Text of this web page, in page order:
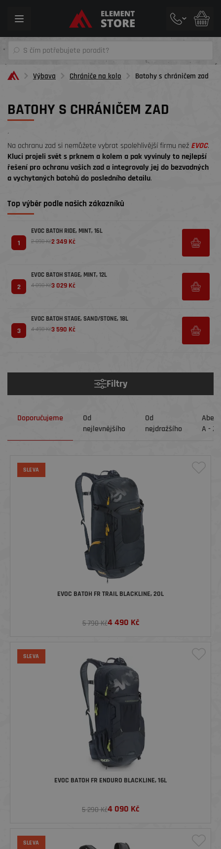
Toggle
Výbava Chrániče na kolo Batohy s chráničem zad
BATOHY S CHRÁNIČEM ZAD
´
Na ochranu zad si nemůžete vybrat spolehlivější firmu než EVOC.
Kluci projeli svět s prknem a kolem a pak vyvinuly to nejlepší
řešení pro ochranu vašich zad a integrovaly jej do bezvadných
a vychytaných batohů do posledního detailu.
Top výběr podle našich zákazníků
1
EVOC BATOH RIDE, MINT, 16L
2 890 Kč2 349 Kč
2
EVOC BATOH STAGE, MINT, 12L
4 090 Kč3 029 Kč
3
EVOC BATOH STAGE, SAND/STONE, 18L
4 490 Kč3 590 Kč
Filtry
Doporučujeme
Od
nejlevnějšího
Od
nejdražšího
A - Z
SLEVA
EVOC BATOH FR TRAIL BLACKLINE, 20L
5 790 Kč4 490 Kč
SLEVA
EVOC BATOH FR ENDURO BLACKLINE, 16L
5 290 Kč4 090 Kč
SLEVA